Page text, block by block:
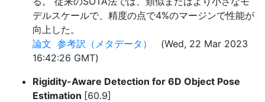
デルスケールで、精度の点で4%のマージンで性能が
向上した。
論文 参考訳（メタデータ）
(Wed, 22 Mar 2023
16:42:26 GMT)
Rigidity-Aware Detection for 6D Object Pose
Estimation [60.9]